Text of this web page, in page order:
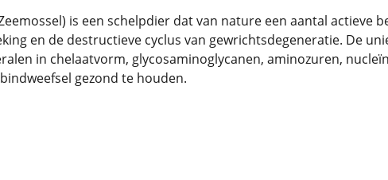
is een schelpdier dat van nature een aantal actieve
en de destructieve cyclus van gewrichtsdegeneratie. De
in chelaatvorm, glycosaminoglycanen, aminozuren,
gezond te houden.